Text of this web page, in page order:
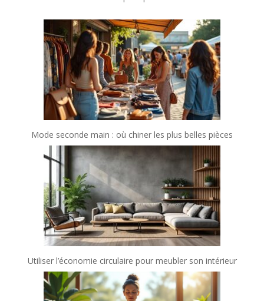
Mode seconde main : où chiner les plus belles pièces
Utiliser l’économie circulaire pour meubler son intérieur